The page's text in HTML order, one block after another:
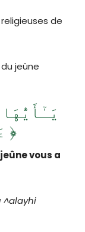
de
jeûne
عَلَيۡكُمُ ٱلصِّيَامُ ﴿
vous a
^alayhi